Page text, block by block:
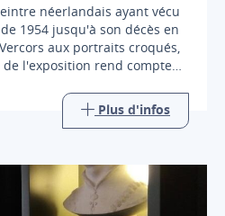
néerlandais ayant vécu
1954 jusqu'à son décès en
aux portraits croqués,
l'exposition rend compte
Plus d'infos